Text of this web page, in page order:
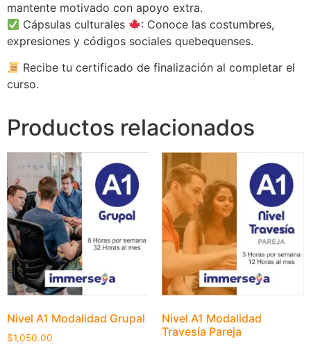
mantente motivado con apoyo extra.
Cápsulas culturales
: Conoce las costumbres,
expresiones y códigos sociales quebequenses.
Recibe tu certificado de finalización al completar el
curso.
Productos relacionados
Nivel A1 Modalidad Grupal
$1,050.00
Nivel A1 Modalidad
Travesía Pareja